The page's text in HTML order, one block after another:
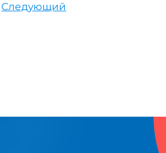
Следующий